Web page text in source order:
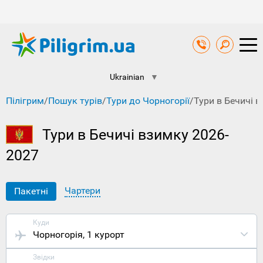
Ukrainian ▼
Пілігрим/Пошук турів/Тури до Чорногорії/Тури в Бечичі
Тури в Бечичі взимку 2026-
2027
Пакетні Чартери
Куди
Чорногорія, 1 курорт
Звідки